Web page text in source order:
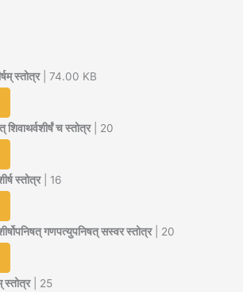
स्तोत्र| 74.00 KB
शिवाथर्वशीर्षं च स्तोत्र| 20
स्तोत्र| 16
गणपत्युपनिषत् सस्वर स्तोत्र| 20
स्तोत्र| 25